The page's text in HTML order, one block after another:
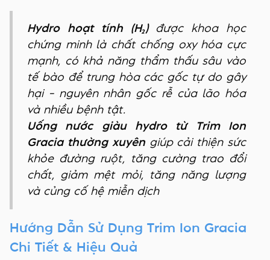
Hydro hoạt tính (H₂)được khoa học
chứng minh là chất chống oxy hóa cực
mạnh, có khả năng thẩm thấu sâu vào
tế bào để trung hòa các gốc tự do gây
hại – nguyên nhân gốc rễ của lão hóa
và nhiều bệnh tật.
Uống nước giàu hydro từ Trim Ion
Gracia thường xuyêngiúp cải thiện sức
khỏe đường ruột, tăng cường trao đổi
chất, giảm mệt mỏi, tăng năng lượng
và củng cố hệ miễn dịch
Hướng Dẫn Sử Dụng Trim Ion Gracia
Chi Tiết & Hiệu Quả